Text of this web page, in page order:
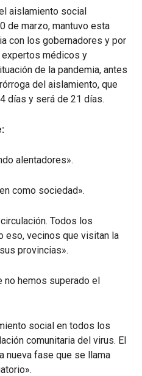
aislamiento social
de marzo, mantuvo esta
con los gobernadores y por
médicos y
de la pandemia, antes
del aislamiento, que
días y será de 21 días.
alentadores».
como sociedad».
Todos los
eso, vecinos que visitan la
provincias».
no hemos superado el
social en todos los
comunitaria del virus. El
nueva fase que se llama